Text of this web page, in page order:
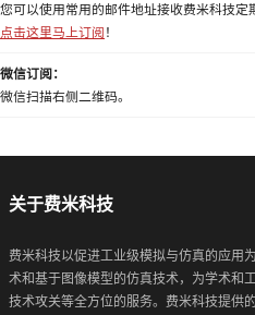
您可以使用常用的邮件地址接收费米科技定
点击这里马上订阅 ！
微信订阅：
微信扫描右侧二维码。
关于费米科技
费米科技以促进工业级模拟与仿真的应用
术和基于图像模型的仿真技术，为学术和
技术攻关等全方位的服务。费米科技提供